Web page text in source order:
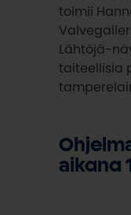
toimii
Lähtöjä-
taiteellisia
aikana